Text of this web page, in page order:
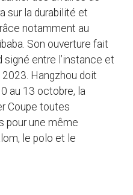
sur la durabilité et
notamment au
Son ouverture fait
entre l’instance et
Hangzhou doit
au 13 octobre, la
Coupe toutes
pour une même
le polo et le